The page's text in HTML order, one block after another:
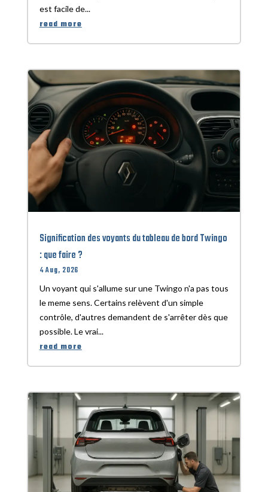
est facile de...
read more
Signification des voyants du tableau de bord Twingo
: que faire ?
4 Aug, 2026
Un voyant qui s'allume sur une Twingo n'a pas tous
le meme sens. Certains relèvent d'un simple
contrôle, d'autres demandent de s'arrêter dès que
possible. Le vrai...
read more